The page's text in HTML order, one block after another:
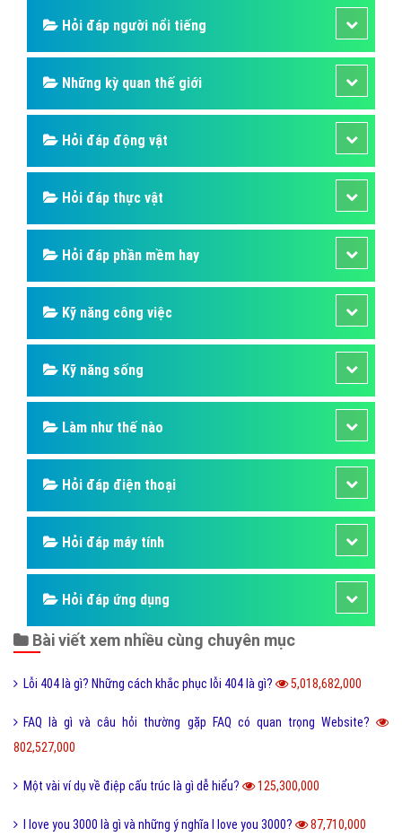
Hỏi đáp người nổi tiếng
Những kỳ quan thế giới
Hỏi đáp động vật
Hỏi đáp thực vật
Hỏi đáp phần mềm hay
Kỹ năng công việc
Kỹ năng sống
Làm như thế nào
Hỏi đáp điện thoại
Hỏi đáp máy tính
Hỏi đáp ứng dụng
Bài viết xem nhiều cùng chuyên mục
Lỗi 404 là gì? Những cách khắc phục lỗi 404 là gì? 5,018,682,000
FAQ là gì và câu hỏi thường gặp FAQ có quan trọng Website?
802,527,000
Một vài ví dụ về điệp cấu trúc là gì dễ hiểu? 125,300,000
I love you 3000 là gì và những ý nghĩa I love you 3000? 87,710,000